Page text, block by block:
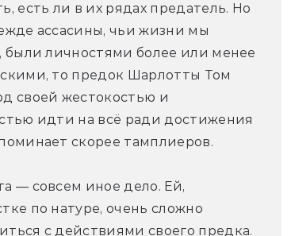
есть ли в их рядах предатель. Но
ассасины, чьи жизни мы
были личностями более или менее
то предок Шарлотты Том
своей жестокостью и
идти на всё ради достижения
скорее тамплиеров.
— совсем иное дело. Ей,
по натуре, очень сложно
с действиями своего предка.